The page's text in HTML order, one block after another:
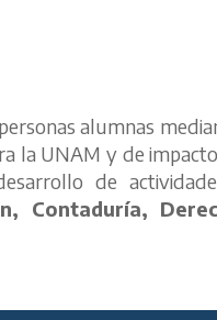
alumnas
la UNAM y de
de
Contaduría,